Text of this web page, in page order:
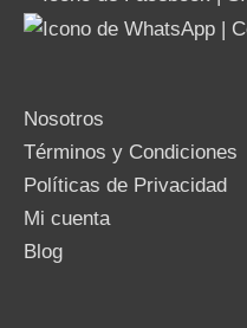
Nosotros
Términos y Condiciones
Políticas de Privacidad
Mi cuenta
Blog